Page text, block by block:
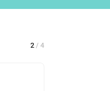
2 / 4